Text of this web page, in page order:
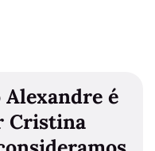
Alexandre é
Cristina